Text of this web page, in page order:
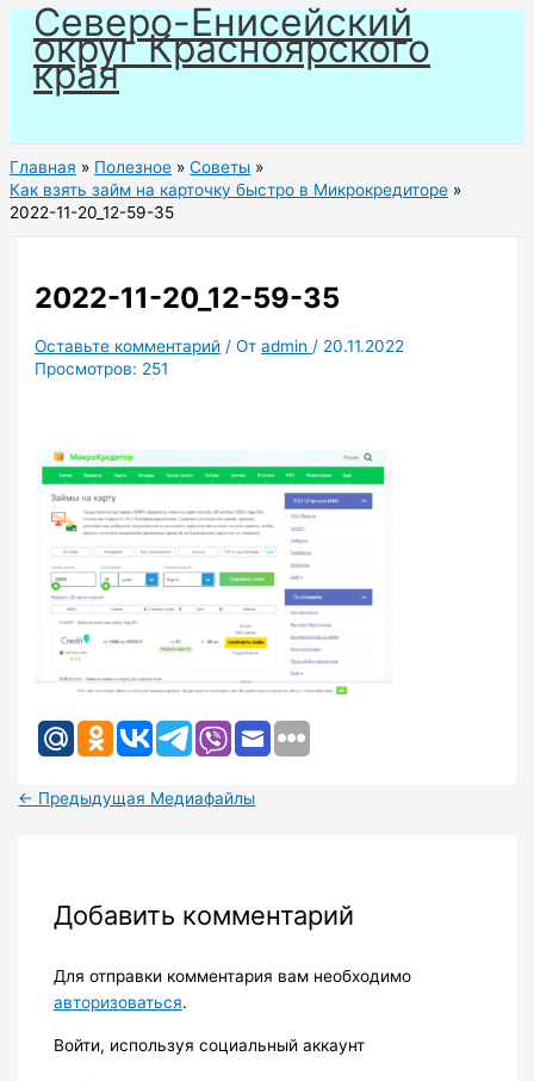
Перейти
содержимому
Северо-Енисейский
округ Красноярского
края
Главная Полезное
Советы
Как взять займ на карточку быстро в Микрокредиторе
2022-11-20_12-59-35
2022-11-20_12-59-35
Оставьте комментарий / Отadmin / 20.11.2022
Просмотров: 251
← Предыдущая Медиафайлы
Добавить комментарий
Для отправки комментария вам необходимо
авторизоваться.
Войти, используя социальный аккаунт